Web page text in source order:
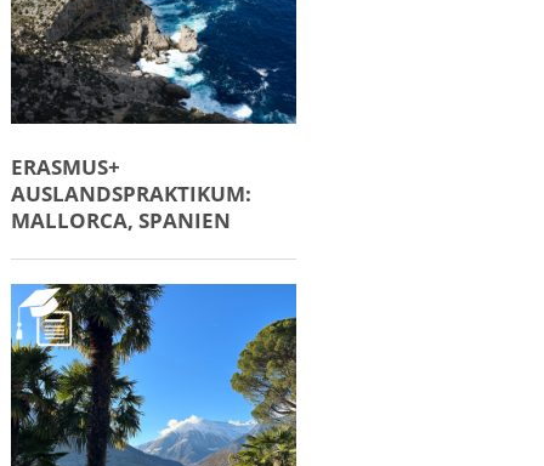
ERASMUS+
AUSLANDSPRAKTIKUM:
MALLORCA, SPANIEN